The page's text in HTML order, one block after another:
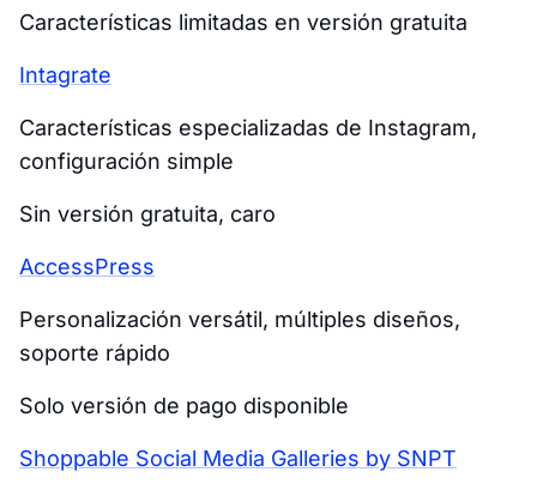
Características limitadas en versión gratuita
Intagrate
Características especializadas de Instagram,
configuración simple
Sin versión gratuita, caro
AccessPress
Personalización versátil, múltiples diseños,
soporte rápido
Solo versión de pago disponible
Shoppable Social Media Galleries by SNPT